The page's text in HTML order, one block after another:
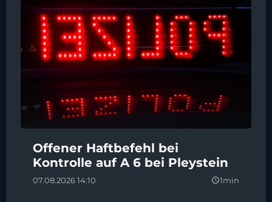
Offener Haftbefehl bei
Kontrolle auf A 6 bei Pleystein
07.08.2026 14:10 query_builder1min